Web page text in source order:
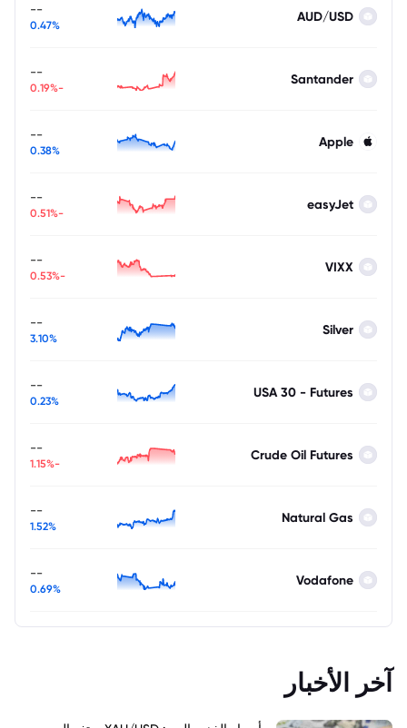
AUD/USD
--
0.47%
Santander
--
-0.19%
Apple
--
0.38%
easyJet
--
-0.51%
VIXX
--
-0.53%
Silver
--
3.10%
USA 30 - Futures
--
0.23%
Crude Oil Futures
--
-1.15%
Natural Gas
--
1.52%
Vodafone
--
0.69%
آخر الأخبار